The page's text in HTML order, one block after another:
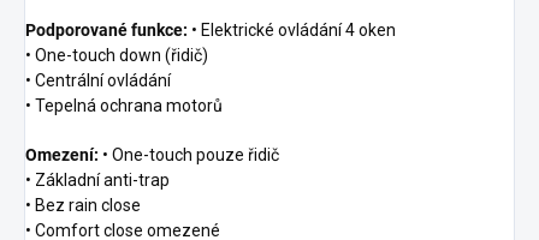
Podporované funkce: • Elektrické ovládání 4 oken
• One-touch down (řidič)
• Centrální ovládání
• Tepelná ochrana motorů
Omezení: • One-touch pouze řidič
• Základní anti-trap
• Bez rain close
• Comfort close omezené